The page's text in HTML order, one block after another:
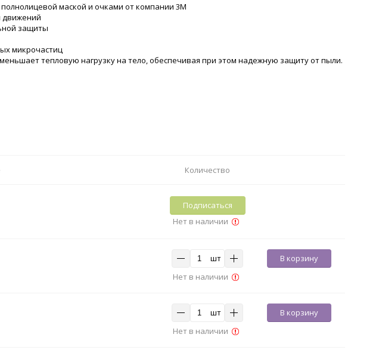
маской и очками от компании 3М
движений
защиты
микрочастиц
тепловую нагрузку на тело, обеспечивая при этом надежную защиту от пыли.
Количество
Подписаться
Нет в наличии
шт
В корзину
Нет в наличии
шт
В корзину
Нет в наличии